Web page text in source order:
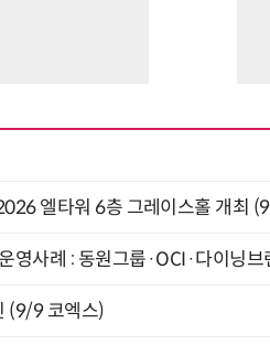
엘타워 6층 그레이스홀 개최
영사례 : 동원그룹·OCI·다이닝
(9/9 코엑스)